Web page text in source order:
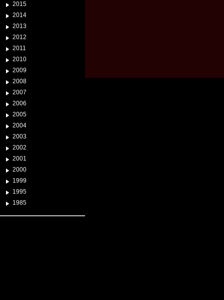
2015
2014
2013
2012
2011
2010
2009
2008
2007
2006
2005
2004
2003
2002
2001
2000
1999
1995
1985